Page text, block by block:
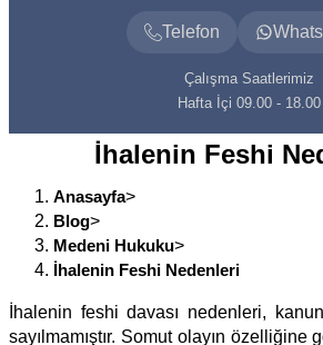
Telefon
Çalışma Saatlerimiz
Hafta İçi 09.00 - 18.00
İhalenin Feshi
Anasayfa>
Blog>
Medeni Hukuku>
İhalenin Feshi Nedenleri
İhalenin feshi davası nedenleri,
sayılmamıştır. Somut olayın özelliğine